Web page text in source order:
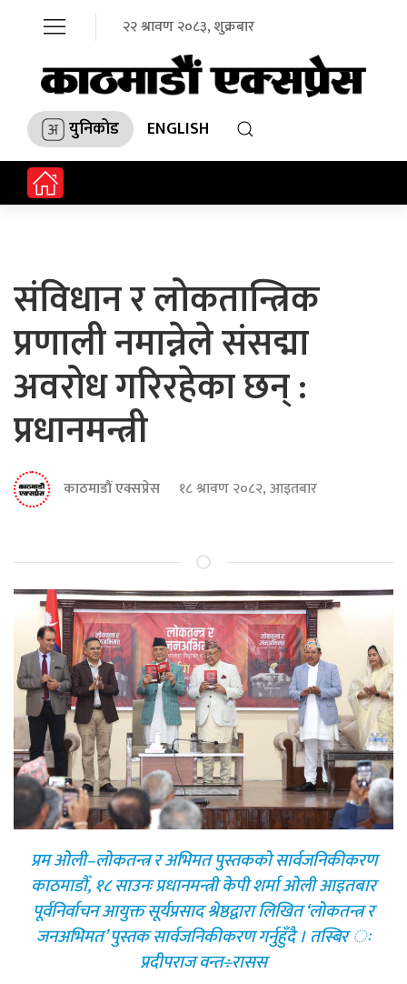
२२ श्रावण २०८३, शुक्रबार
युनिकोड ENGLISH
संविधान र लोकतान्त्रिक
प्रणाली नमान्नेले संसद्मा
अवरोध गरिरहेका छन् :
प्रधानमन्त्री
काठमाडौं एक्सप्रेस १८ श्रावण २०८२, आइतबार
प्रम ओली–लोकतन्त्र र अभिमत पुस्तकको सार्वजनिकीकरण
काठमाडौँ, १८ साउनः प्रधानमन्त्री केपी शर्मा ओली आइतबार
पूर्वनिर्वाचन आयुक्त सूर्यप्रसाद श्रेष्ठद्वारा लिखित ‘लोकतन्त्र र
जनअभिमत’ पुस्तक सार्वजनिकीकरण गर्नुहुँदै । तस्बिर ः
प्रदीपराज वन्त÷रासस